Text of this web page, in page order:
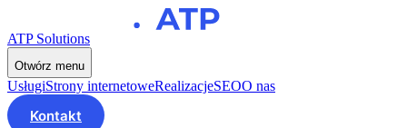
ATP Solutions
Otwórz menu
UsługiStrony internetoweRealizacjeSEOO nas
Kontakt